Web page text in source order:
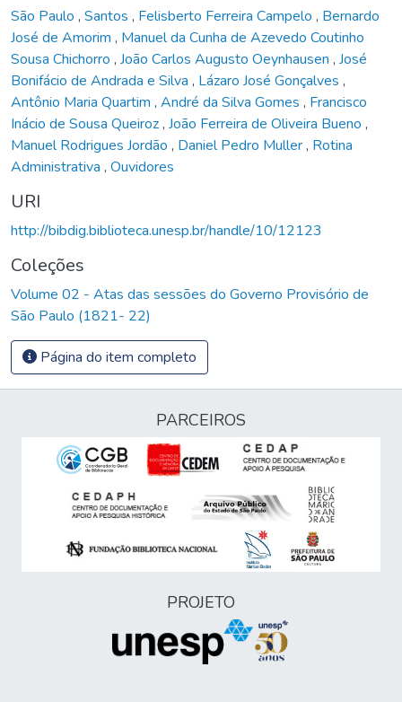
São Paulo , Santos , Felisberto Ferreira Campelo , Bernardo
José de Amorim , Manuel da Cunha de Azevedo Coutinho
Sousa Chichorro , João Carlos Augusto Oeynhausen , José
Bonifácio de Andrada e Silva , Lázaro José Gonçalves ,
Antônio Maria Quartim , André da Silva Gomes , Francisco
Inácio de Sousa Queiroz, João Ferreira de Oliveira Bueno ,
Manuel Rodrigues Jordão , Daniel Pedro Muller, Rotina
Administrativa , Ouvidores
URI
http://bibdig.biblioteca.unesp.br/handle/10/12123
Coleções
Volume 02 - Atas das sessões do Governo Provisório de
São Paulo (1821- 22)
Página do item completo
PARCEIROS
PROJETO